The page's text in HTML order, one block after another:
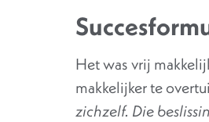
Het was vrij
makkelijker te
zichzelf. Die